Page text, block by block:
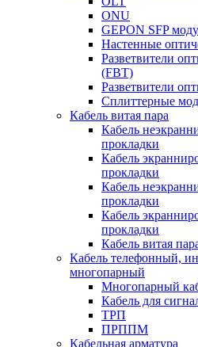
ONU
GEPON SFP
Настенные
Разветвители
(FBT)
Разветвители
Сплиттерные
Кабель витая пара
Кабель
прокладки
Кабель
прокладки
Кабель
прокладки
Кабель
прокладки
Кабель витая
Кабель телефонный,
многопарный
Многопарный
Кабель для
ТРП
ПРППМ
Кабельная арматура